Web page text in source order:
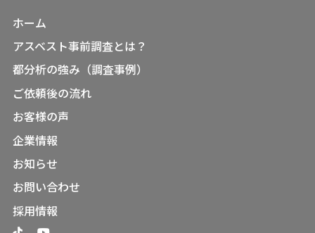
ホーム
アスベスト事前調査とは？
都分析の強み（調査事例）
ご依頼後の流れ
お客様の声
企業情報
お知らせ
お問い合わせ
採用情報